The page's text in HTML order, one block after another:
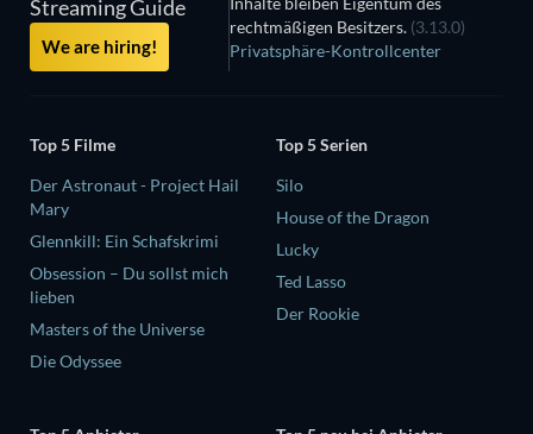
Streaming Guide
We are hiring!
rechtmäßigen Besitzers. (3.13.0)
Privatsphäre-Kontrollcenter
Top 5 Filme
Der Astronaut - Project Hail
Mary
Glennkill: Ein Schafskrimi
Obsession – Du sollst mich
lieben
Masters of the Universe
Die Odyssee
Top 5 Serien
Silo
House of the Dragon
Lucky
Ted Lasso
Der Rookie